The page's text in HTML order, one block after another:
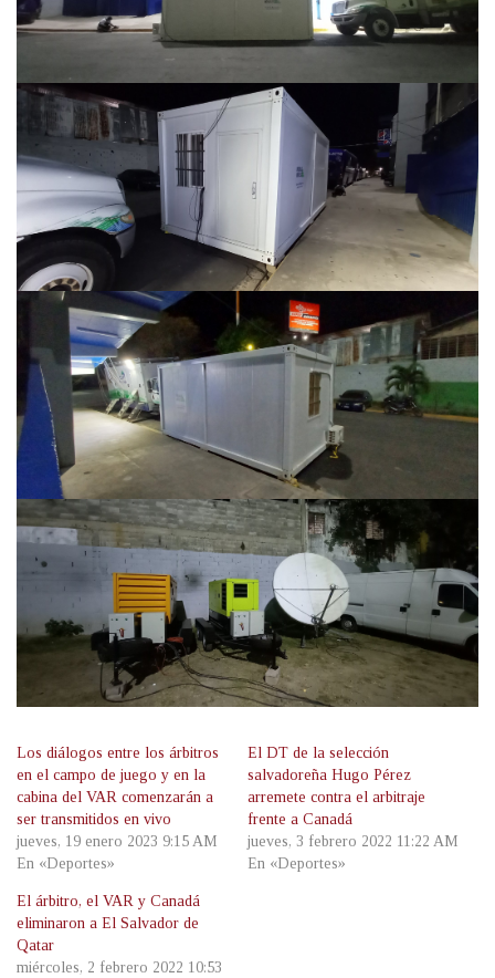
Los diálogos entre los árbitros
en el campo de juego y en la
cabina del VAR comenzarán a
ser transmitidos en vivo
jueves, 19 enero 2023 9:15 AM
En «Deportes»
El DT de la selección
salvadoreña Hugo Pérez
arremete contra el arbitraje
frente a Canadá
jueves, 3 febrero 2022 11:22 AM
En «Deportes»
El árbitro, el VAR y Canadá
eliminaron a El Salvador de
Qatar
miércoles, 2 febrero 2022 10:53